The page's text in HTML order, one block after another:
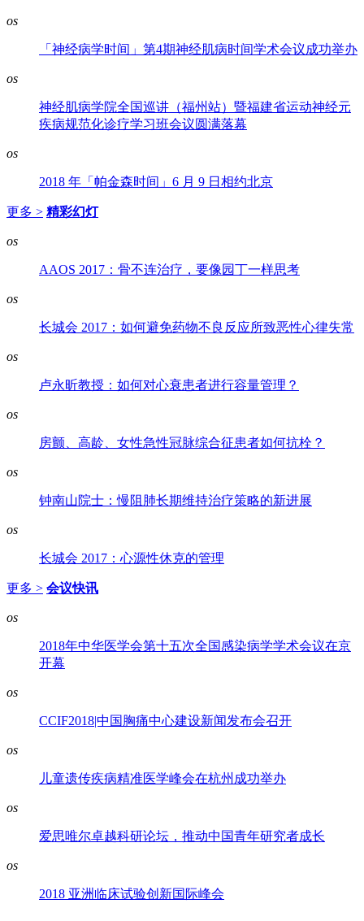
os
「神经病学时间」第4期神经肌病时间学术会议成功举办
os
神经肌病学院全国巡讲（福州站）暨福建省运动神经元
疾病规范化诊疗学习班会议圆满落幕
os
2018 年「帕金森时间」6 月 9 日相约北京
更多 > 精彩幻灯
os
AAOS 2017：骨不连治疗，要像园丁一样思考
os
长城会 2017：如何避免药物不良反应所致恶性心律失常
os
卢永昕教授：如何对心衰患者进行容量管理？
os
房颤、高龄、女性急性冠脉综合征患者如何抗栓？
os
钟南山院士：慢阻肺长期维持治疗策略的新进展
os
长城会 2017：心源性休克的管理
更多 > 会议快讯
os
2018年中华医学会第十五次全国感染病学学术会议在京
开幕
os
CCIF2018|中国胸痛中心建设新闻发布会召开
os
儿童遗传疾病精准医学峰会在杭州成功举办
os
爱思唯尔卓越科研论坛，推动中国青年研究者成长
os
2018 亚洲临床试验创新国际峰会